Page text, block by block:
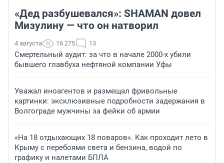
«Дед разбушевался»: SHAMAN довел
Мизулину — что он натворил
4 августа 16 275 13
Смертельный аудит: за что в начале 2000-х убили
бывшего главбуха нефтяной компании Уфы
Уважал иноагентов и размещал фривольные
картинки: эксклюзивные подробности задержания в
Волгограде мужчины за фейки об армии
«На 18 отдыхающих 18 поваров». Как проходит лето в
Крыму с перебоями света и бензина, водой по
графику и налетами БПЛА